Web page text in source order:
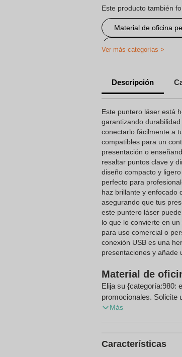
Este producto también
Material de oficina
Accesorios de
Punteros láser con
Informático
Regalos
Ver más categorías >
Descripción
Este puntero láser está
garantizando
conectarlo fácilmente a
compatibles para un
presentación o
resaltar puntos clave y
diseño compacto y
perfecto para
haz brillante y enfocado
asegurando que tus
este puntero láser
lo que lo convierte en
para uso comercial o
conexión USB es una
presentaciones y añade
Material de
Elija su {categoría:980:
promocionales. Solicite
envío gratuito en su
Más
Características